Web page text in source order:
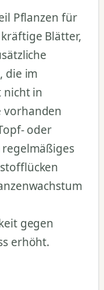
Pflanzen für
Blätter,
die im
nicht in
vorhanden
oder
gegen
erhöht.